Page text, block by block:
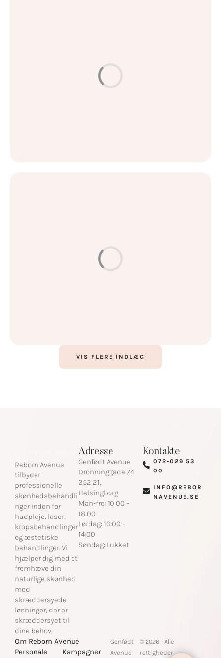
VIS FLERE INDLÆG
Reborn Avenue
tilbyder
professionelle
skønhedsbehandli
nger inden for
hudpleje, laser,
kropsbehandlinger
og æstetiske
behandlinger. Vi
hjælper dig med at
fremhæve din
naturlige skønhed
med
skræddersyede
løsninger, der er
skræddersyet til
dine behov.
Adresse
Genfødt Avenue
Dronninggade 74
252 21,
Helsingborg
Man-fre: 10:00 –
18:00
Lørdag: 10:00 –
14:00
Søndag: Lukket
Kontakte
072-029 53
00
INFO@REBOR
NAVENUE.SE​
Om Reborn Avenue
Personale
Kampagner
Genfødt
Avenue
© 2026 - Alle
rettigheder